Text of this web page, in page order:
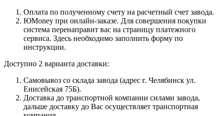
Оплата по полученному счету на расчетный счет завода.
ЮMoney при онлайн-заказе. Для совершения покупки
система перенаправит вас на страницу платежного
сервиса. Здесь необходимо заполнить форму по
инструкции.
Доступно 2 варианта доставки:
Самовывоз со склада завода (адрес г. Челябинск ул.
Енисейская 75Б).
Доставка до транспортной компании силами завода,
дальше доставку до Вас осуществляет транспортная